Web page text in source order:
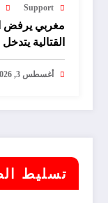
Support
مغربي يرفض
القتالية
أغسطس 3, 2026
تسليط